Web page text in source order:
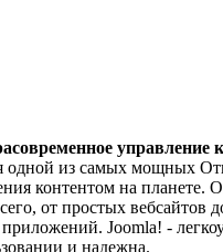
управление
одной из самых мощных
контентом на планете.
от простых вебсайтов
Joomla! -
и надежна.